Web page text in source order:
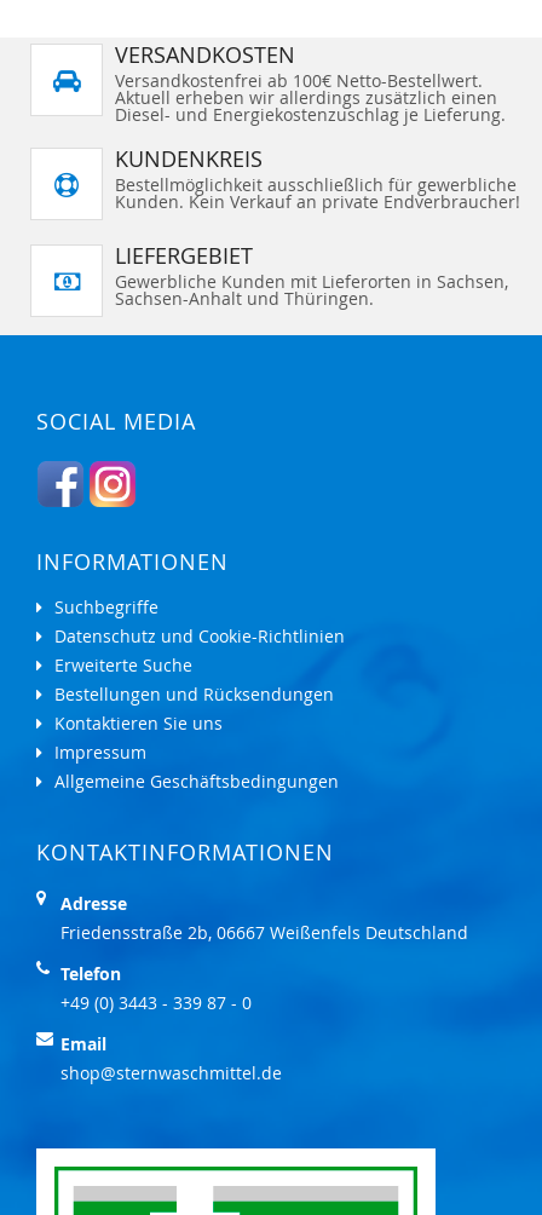
VERSANDKOSTEN
Versandkostenfrei ab 100€ Netto-Bestellwert.
Aktuell erheben wir allerdings zusätzlich einen
Diesel- und Energiekostenzuschlag je Lieferung.
KUNDENKREIS
Bestellmöglichkeit ausschließlich für gewerbliche
Kunden. Kein Verkauf an private Endverbraucher!
LIEFERGEBIET
Gewerbliche Kunden mit Lieferorten in Sachsen,
Sachsen-Anhalt und Thüringen.
SOCIAL MEDIA
INFORMATIONEN
Suchbegriffe
Datenschutz und Cookie-Richtlinien
Erweiterte Suche
Bestellungen und Rücksendungen
Kontaktieren Sie uns
Impressum
Allgemeine Geschäftsbedingungen
KONTAKTINFORMATIONEN
Adresse
Friedensstraße 2b, 06667 Weißenfels Deutschland
Telefon
+49 (0) 3443 - 339 87 - 0
Email
shop@sternwaschmittel.de